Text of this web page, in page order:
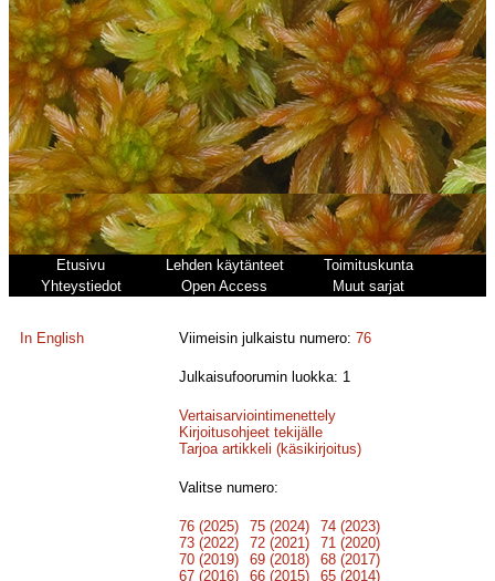
Etusivu Lehden käytänteet
Toimituskunta
Yhteystiedot
Open Access Muut sarjat
In English Viimeisin julkaistu numero:76
Julkaisufoorumin luokka: 1
Vertaisarviointimenettely
Kirjoitusohjeet tekijälle
Tarjoa artikkeli (käsikirjoitus)
Valitse numero:
76 (2025) 75 (2024)
74 (2023)
73 (2022)
72 (2021)
71 (2020)
70 (2019)
69 (2018)
68 (2017)
67 (2016)
66 (2015)
65 (2014)